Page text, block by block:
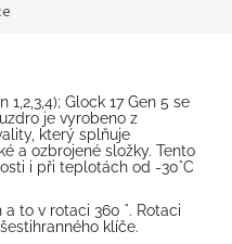
1,2,3,4); Glock 17 Gen 5 se
je vyrobeno z
který splňuje
a ozbrojené složky. Tento
i při teplotách od -30°C
to v rotaci 360 °. Rotaci
klíče.